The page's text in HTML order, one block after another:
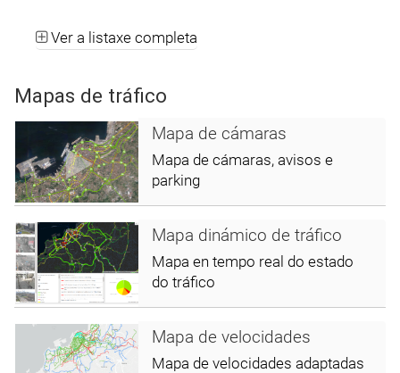
Ver a listaxe completa
Mapas de tráfico
Mapa de cámaras
Mapa de cámaras, avisos e
parking
Mapa dinámico de tráfico
Mapa en tempo real do estado
do tráfico
Mapa de velocidades
Mapa de velocidades adaptadas